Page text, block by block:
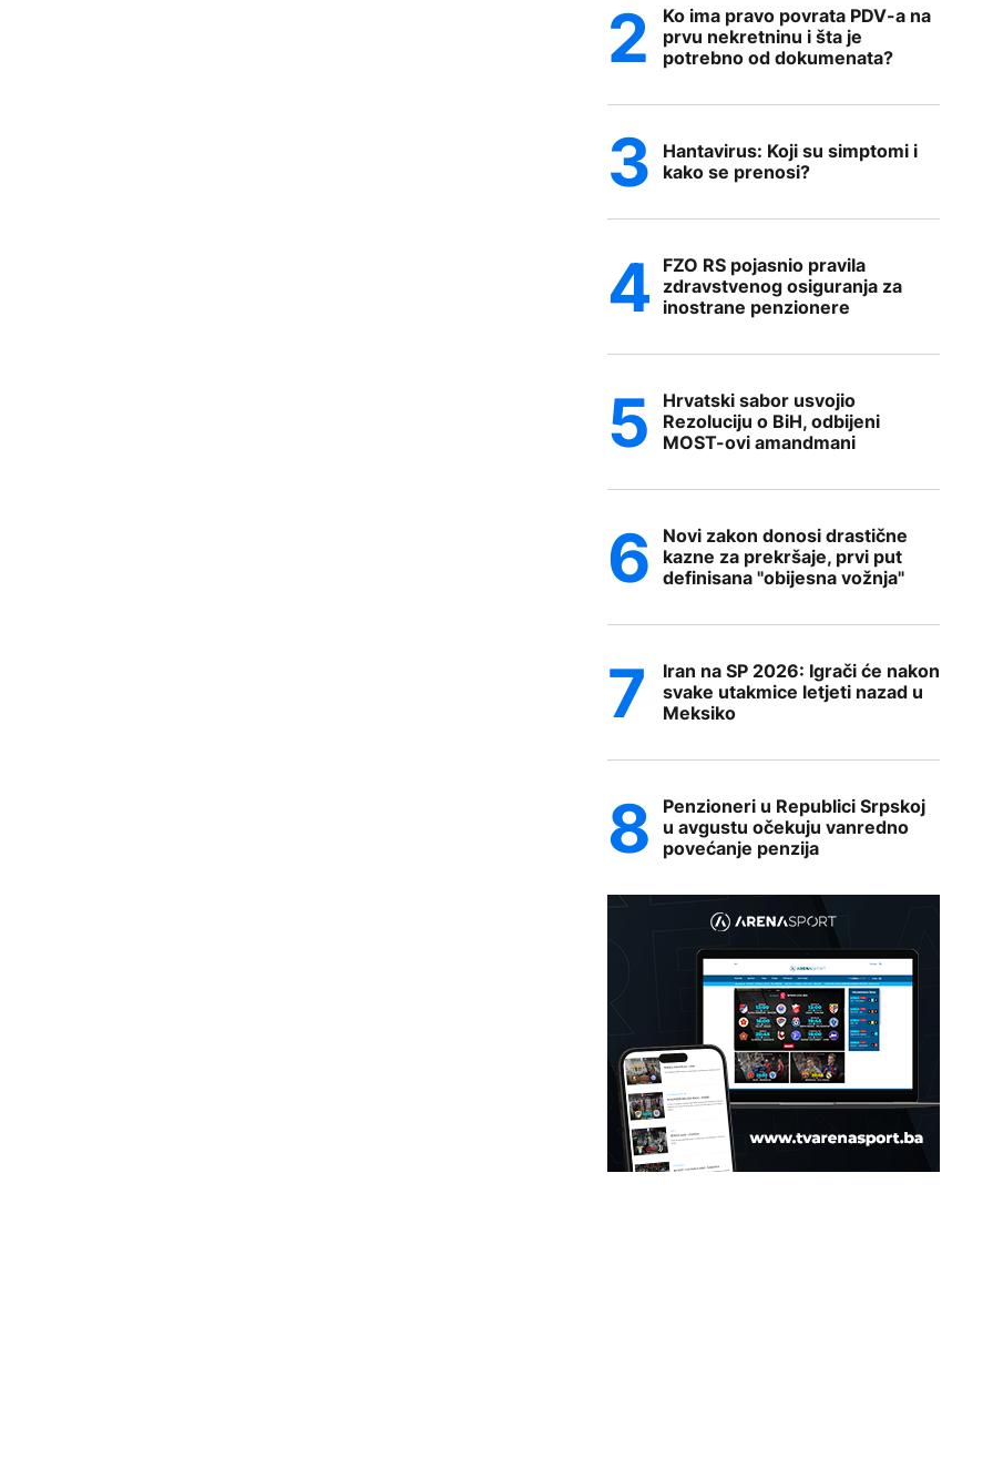
Ko ima pravo povrata PDV-a na
prvu nekretninu i šta je
potrebno od dokumenata?
Hantavirus: Koji su simptomi i
kako se prenosi?
FZO RS pojasnio pravila
zdravstvenog osiguranja za
inostrane penzionere
Hrvatski sabor usvojio
Rezoluciju o BiH, odbijeni
MOST-ovi amandmani
Novi zakon donosi drastične
kazne za prekršaje, prvi put
definisana "obijesna vožnja"
Iran na SP 2026: Igrači će nakon
svake utakmice letjeti nazad u
Meksiko
Penzioneri u Republici Srpskoj
u avgustu očekuju vanredno
povećanje penzija